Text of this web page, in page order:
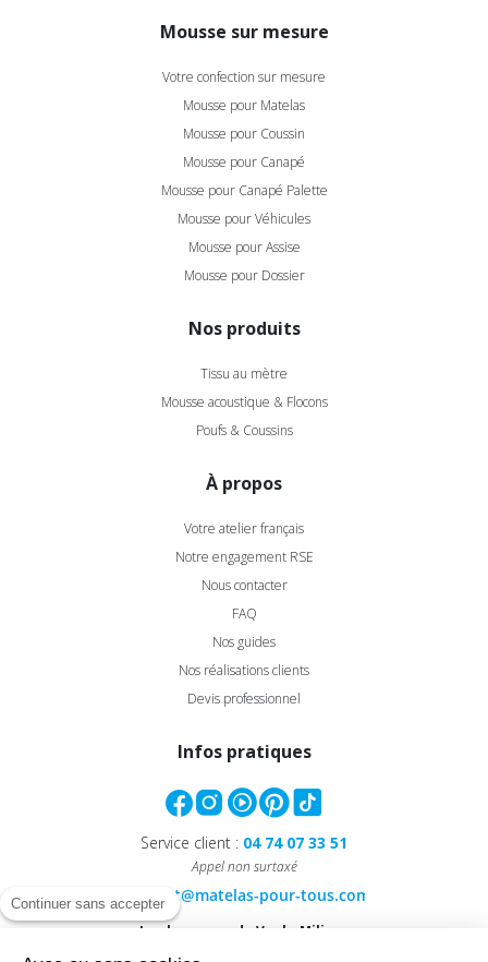
Mousse sur mesure
Votre confection sur mesure
Mousse pour Matelas
Mousse pour Coussin
Mousse pour Canapé
Mousse pour Canapé Palette
Mousse pour Véhicules
Mousse pour Assise
Mousse pour Dossier
Nos produits
Tissu au mètre
Mousse acoustique & Flocons
Poufs & Coussins
À propos
Votre atelier français
Notre engagement RSE
Nous contacter
FAQ
Nos guides
Nos réalisations clients
Devis professionnel
Infos pratiques
Service client : 04 74 07 33 51
Appel non surtaxé
Le showroom de Vaulx-Milieu :
40, Rue Antoine Condorcet
Continuer sans accepter